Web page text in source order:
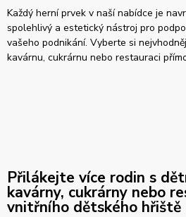
Každý herní prvek v naší nabídce je
spolehlivý a estetický nástroj pro
vašeho podnikání. Vyberte si
kavárnu, cukrárnu nebo restauraci
Přilákejte více rodin s
kavárny, cukrárny nebo
vnitřního dětského hřiště